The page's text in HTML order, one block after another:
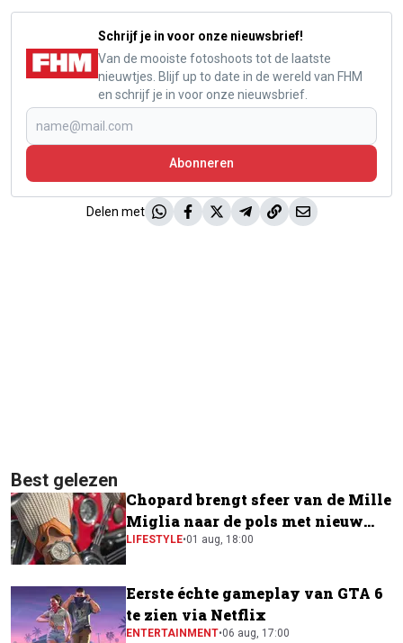
Schrijf je in voor onze nieuwsbrief!
Van de mooiste fotoshoots tot de laatste
nieuwtjes. Blijf up to date in de wereld van FHM
en schrijf je in voor onze nieuwsbrief.
Abonneren
Delen met
Best gelezen
Chopard brengt sfeer van de Mille
Miglia naar de pols met nieuw
horloge
LIFESTYLE•01 aug, 18:00
Eerste échte gameplay van GTA 6
te zien via Netflix
ENTERTAINMENT•06 aug, 17:00